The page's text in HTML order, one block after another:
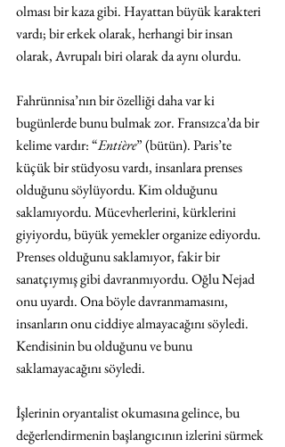
olması bir kaza gibi. Hayattan büyük karakteri
vardı; bir erkek olarak, herhangi bir insan
olarak, Avrupalı biri olarak da aynı olurdu.
Fahrünnisa’nın bir özelliği daha var ki
bugünlerde bunu bulmak zor. Fransızca’da bir
kelime vardır: “Entière” (bütün). Paris’te
küçük bir stüdyosu vardı, insanlara prenses
olduğunu söylüyordu. Kim olduğunu
saklamıyordu. Mücevherlerini, kürklerini
giyiyordu, büyük yemekler organize ediyordu.
Prenses olduğunu saklamıyor, fakir bir
sanatçıymış gibi davranmıyordu. Oğlu Nejad
onu uyardı. Ona böyle davranmamasını,
insanların onu ciddiye almayacağını söyledi.
Kendisinin bu olduğunu ve bunu
saklamayacağını söyledi.
İşlerinin oryantalist okumasına gelince, bu
değerlendirmenin başlangıcının izlerini sürmek